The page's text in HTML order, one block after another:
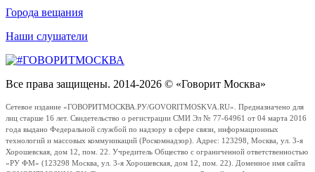
Города вещания
Наши слушатели
Все права защищены. 2014-2026 © «Говорит Москва»
Сетевое издание «ГОВОРИТМОСКВА.РУ/GOVORITMOSKVA.RU». Предназначено для
лиц старше 16 лет. Свидетельство о регистрации СМИ Эл № 77-64961 от 04 марта 2016
года выдано Федеральной службой по надзору в сфере связи, информационных
технологий и массовых коммуникаций (Роскомнадзор). Адрес: 123298, Москва, ул. 3-я
Хорошевская, дом 12, пом. 22. Учредитель Общество с ограниченной ответственностью
«РУ ФМ» (123298 Москва, ул. 3-я Хорошевская, дом 12, пом. 22). Доменное имя сайта